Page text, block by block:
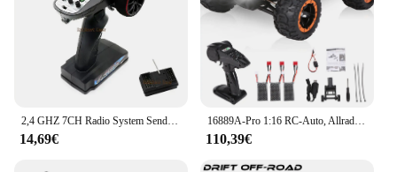
14,69€
16889A-Pro 1:16 RC-Auto, Allradantrieb, RC-Auto, 45 km/h, hohe Geschwindigkeit, 2840 bürstenloses Kraftfahrzeug, Geländewagen mit LED-Licht, 2 Batterien
110,39€